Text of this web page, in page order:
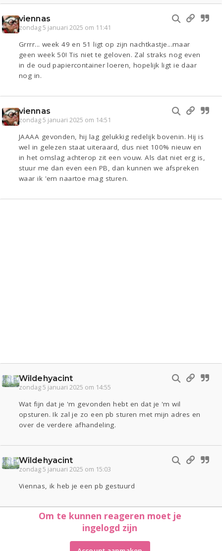
viennas
zondag 5 januari 2025 om 11:41
Grrrr... week 49 en 51 ligt op zijn nachtkastje...maar
geen week 50! Tis niet te geloven. Zal straks nog even
in de oud papiercontainer loeren, hopelijk ligt ie daar
nog in.
viennas
zondag 5 januari 2025 om 14:51
JAAAA gevonden, hij lag gelukkig redelijk bovenin. Hij is
wel in gelezen staat uiteraard, dus niet 100% nieuw en
in het omslag achterop zit een vouw. Als dat niet erg is,
stuur me dan even een PB, dan kunnen we afspreken
waar ik 'em naartoe mag sturen.
Wildehyacint
zondag 5 januari 2025 om 14:55
Wat fijn dat je 'm gevonden hebt en dat je 'm wil
opsturen. Ik zal je zo een pb sturen met mijn adres en
over de verdere afhandeling.
Wildehyacint
zondag 5 januari 2025 om 15:03
Viennas, ik heb je een pb gestuurd
Om te kunnen reageren moet je
ingelogd zijn